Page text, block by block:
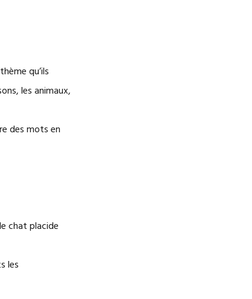
qu’ils
les animaux,
des mots en
chat placide
les